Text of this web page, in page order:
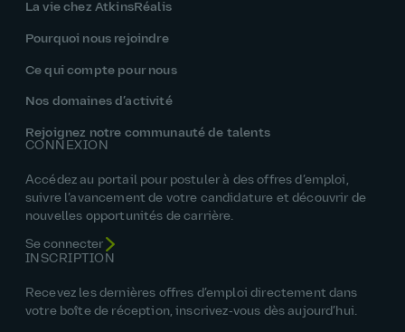
La vie chez AtkinsRéalis
Pourquoi nous rejoindre
Ce qui compte pour nous
Nos domaines d’activité
Rejoignez notre communauté de talents
CONNEXION
Accédez au portail pour postuler à des offres d’emploi,
suivre l’avancement de votre candidature et découvrir de
nouvelles opportunités de carrière.
Se connecter
INSCRIPTION
Recevez les dernières offres d’emploi directement dans
votre boîte de réception, inscrivez‑vous dès aujourd’hui.